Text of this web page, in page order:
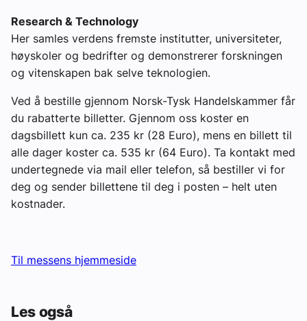
Research & Technology
Her samles verdens fremste institutter, universiteter,
høyskoler og bedrifter og demonstrerer forskningen
og vitenskapen bak selve teknologien.
Ved å bestille gjennom Norsk-Tysk Handelskammer får
du rabatterte billetter. Gjennom oss koster en
dagsbillett kun ca. 235 kr (28 Euro), mens en billett til
alle dager koster ca. 535 kr (64 Euro). Ta kontakt med
undertegnede via mail eller telefon, så bestiller vi for
deg og sender billettene til deg i posten – helt uten
kostnader.
Til messens hjemmeside
Les også